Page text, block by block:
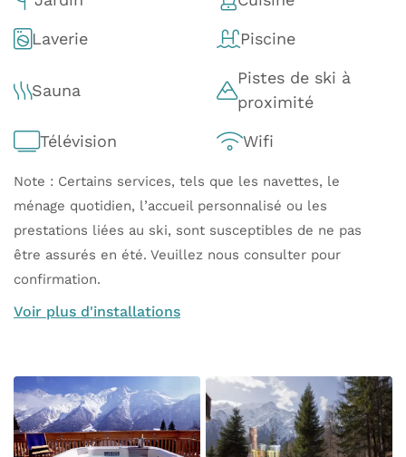
Laverie Piscine
Sauna
Pistes de ski à
proximité
Télévision Wifi
Note : Certains services, tels que les navettes, le
ménage quotidien, l’accueil personnalisé ou les
prestations liées au ski, sont susceptibles de ne pas
être assurés en été. Veuillez nous consulter pour
confirmation.
Voir plus d'installations